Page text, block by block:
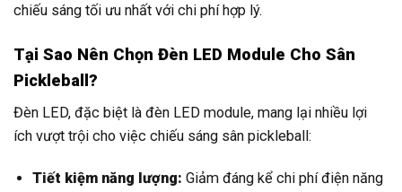
chiếu sáng tối ưu nhất với chi phí hợp lý.
Tại Sao Nên Chọn Đèn LED Module Cho Sân
Pickleball?
Đèn LED, đặc biệt là đèn LED module, mang lại nhiều lợi
ích vượt trội cho việc chiếu sáng sân pickleball:
Tiết kiệm năng lượng: Giảm đáng kể chi phí điện năng